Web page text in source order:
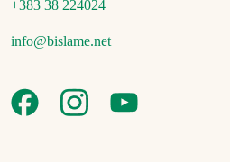
+383 38 224024
info@bislame.net